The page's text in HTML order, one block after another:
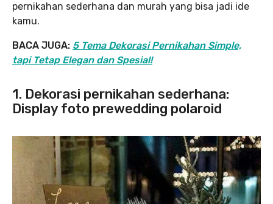
pernikahan sederhana dan murah yang bisa jadi ide
kamu.
BACA JUGA: 5 Tema Dekorasi Pernikahan Simple,
tapi Tetap Elegan dan Spesial!
1. Dekorasi pernikahan sederhana:
Display foto prewedding polaroid